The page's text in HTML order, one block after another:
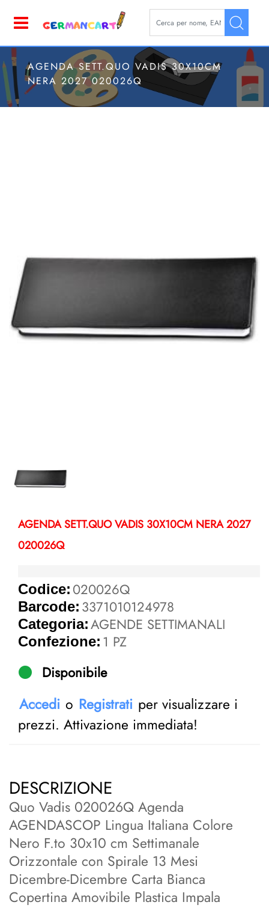
La modifica di un filtro
AGENDA SETT.QUO VADIS 30X10CM
NERA 2027 020026Q
AGENDA SETT.QUO VADIS 30X10CM NERA 2027
020026Q
Codice: 020026Q
Barcode: 3371010124978
Categoria:AGENDE SETTIMANALI
Confezione: 1 PZ
Disponibile
Accedi o Registrati per visualizzare i
prezzi. Attivazione immediata!
DESCRIZIONE
Quo Vadis 020026Q Agenda
AGENDASCOP Lingua Italiana Colore
Nero F.to 30x10 cm Settimanale
Orizzontale con Spirale 13 Mesi
Dicembre-Dicembre Carta Bianca
Copertina Amovibile Plastica Impala